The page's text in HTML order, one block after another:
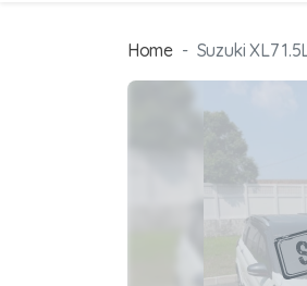
Home Suzuki XL7